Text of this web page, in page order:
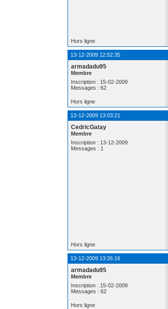
Hors ligne
13-12-2009 12:52:35
armadadu95
Membre
Inscription : 15-02-2009
Messages : 62
Hors ligne
13-12-2009 13:03:21
CedricGatay
Membre
Inscription : 13-12-2009
Messages : 1
Hors ligne
13-12-2009 13:26:16
armadadu95
Membre
Inscription : 15-02-2009
Messages : 62
Hors ligne